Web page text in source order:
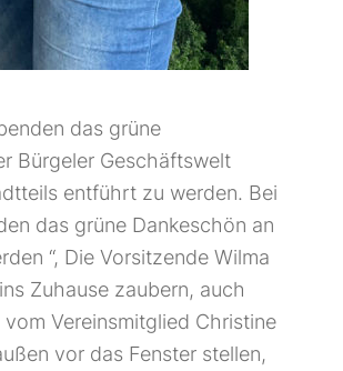
das grüne
Bürgeler Geschäftswelt
entführt zu werden. Bei
das grüne Dankeschön an
“, Die Vorsitzende Wilma
Zuhause zaubern, auch
Vereinsmitglied Christine
vor das Fenster stellen,